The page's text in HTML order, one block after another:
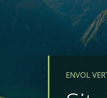
ENVOL